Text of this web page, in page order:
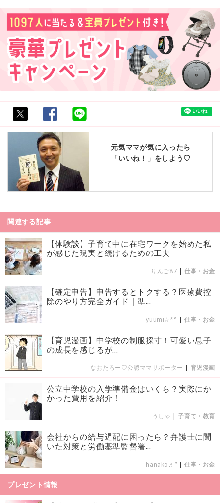
元気ママが気に入ったら
「いいね！」をしよう♡
関連する記事
【体験談】子育て中に在宅ワークを始めた私
が感じた現実と続けるための工夫
りんご87 | 仕事・お金
【確定申告】申告するとトクする？医療費控
除のやり方完全ガイド｜準...
yuumi☆*° | 仕事・お金
【育児漫画】中学校の制服採寸！可愛い息子
の成長を感じるが…
なおたろー♡公認ママサポーター | 育児漫画
公立中学校の入学準備金はいくら？実際にか
かった費用を紹介！
うしゃ |子育て・教育
会社からの給与遅配に困ったら？弁護士に聞
いた対策と労働基準監督署...
hanako♬” | 仕事・お金
プレゼント情報